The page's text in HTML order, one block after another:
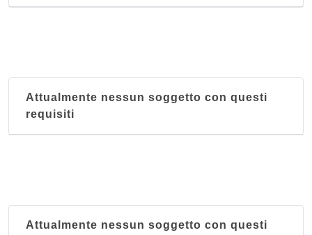
Attualmente nessun soggetto con questi
requisiti
Attualmente nessun soggetto con questi